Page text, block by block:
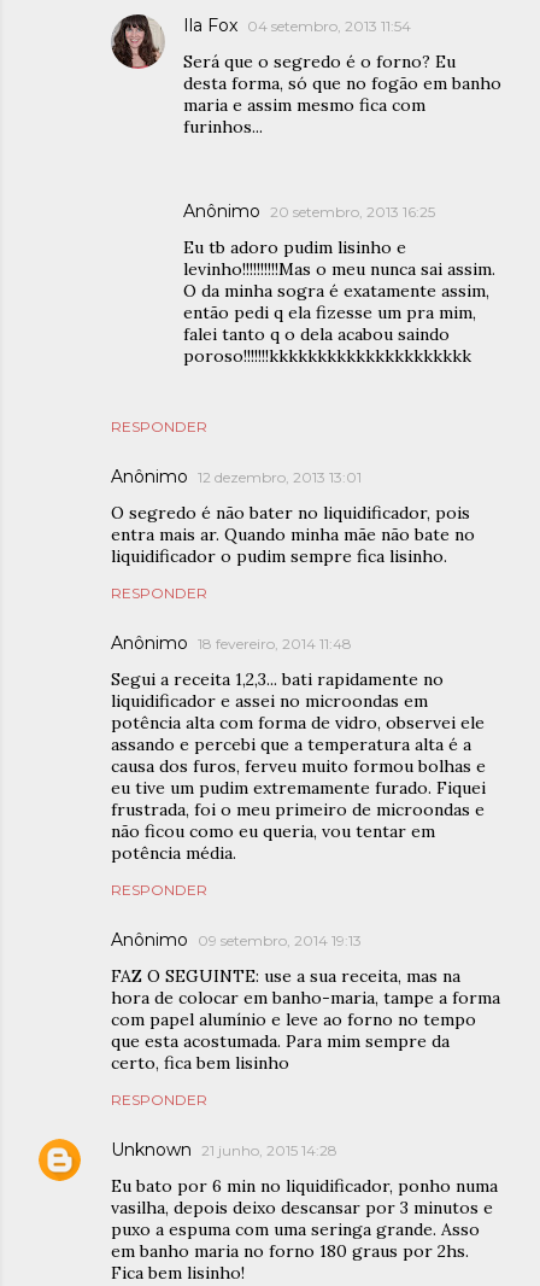
RESPONDER
Ila Fox 04 setembro, 2013 11:54
Será que o segredo é o forno? Eu
desta forma, só que no fogão em banho
maria e assim mesmo fica com
furinhos...
Anônimo 20 setembro, 2013 16:25
Eu tb adoro pudim lisinho e
levinho!!!!!!!!!!Mas o meu nunca sai assim.
O da minha sogra é exatamente assim,
então pedi q ela fizesse um pra mim,
falei tanto q o dela acabou saindo
poroso!!!!!!!kkkkkkkkkkkkkkkkkkkkk
Anônimo 12 dezembro, 2013 13:01
O segredo é não bater no liquidificador, pois
entra mais ar. Quando minha mãe não bate no
liquidificador o pudim sempre fica lisinho.
RESPONDER
Anônimo 18 fevereiro, 2014 11:48
Segui a receita 1,2,3... bati rapidamente no
liquidificador e assei no microondas em
potência alta com forma de vidro, observei ele
assando e percebi que a temperatura alta é a
causa dos furos, ferveu muito formou bolhas e
eu tive um pudim extremamente furado. Fiquei
frustrada, foi o meu primeiro de microondas e
não ficou como eu queria, vou tentar em
potência média.
RESPONDER
Anônimo 09 setembro, 2014 19:13
FAZ O SEGUINTE: use a sua receita, mas na
hora de colocar em banho-maria, tampe a forma
com papel alumínio e leve ao forno no tempo
que esta acostumada. Para mim sempre da
certo, fica bem lisinho
RESPONDER
Unknown 21 junho, 2015 14:28
Eu bato por 6 min no liquidificador, ponho numa
vasilha, depois deixo descansar por 3 minutos e
puxo a espuma com uma seringa grande. Asso
em banho maria no forno 180 graus por 2hs.
Fica bem lisinho!